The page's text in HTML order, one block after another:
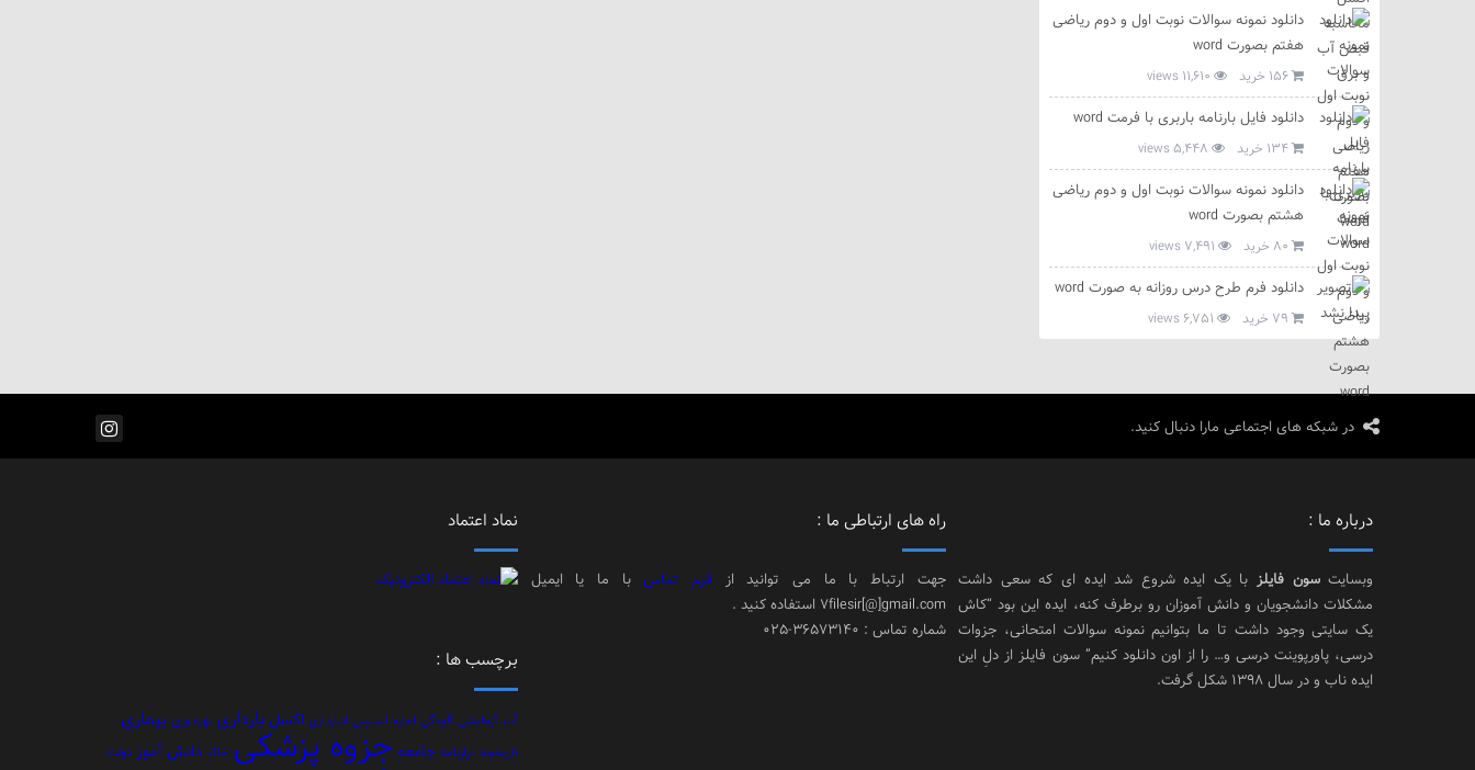
دانلود نمونه سوالات نوبت اول و دوم ریاضی
هفتم بصورت word
156 خرید
دانلود فایل بارنامه باربری با فرمت word
134 خرید
دانلود نمونه سوالات نوبت اول و دوم ریاضی
هشتم بصورت word
80 خرید
دانلود فرم طرح درس روزانه به صورت word
79 خرید
در شبکه های اجتماعی مارا دنبال کنید.
درباره ما :
وبسایتسون فایلزبا یک ایده شروع شد ایده ای که سعی داشت
مشکلات دانشجویان و دانش آموزان رو برطرف کنه، ایده این بود “کاش
یک سایتی وجود داشت تا ما بتوانیم نمونه سوالات امتحانی، جزوات
درسی، پاورپوینت درسی و… را از اون دانلود کنیم” سون فایلز از دلِ این
ایده ناب و در سال 1398 شکل گرفت.
راه های ارتباطی ما :
جهت ارتباط با ما می توانید از فرم تماسبا ما یا ایمیل
7filesir[@]gmail.com استفاده کنید .
شماره تماس : 36573140-025
نماد اعتماد
برچسب ها :
آب آزمایشی آلودگی اجاره استرس انبارداری اکسلبارداری بهره وری بیماری
تاریخچه ترازنامه جامعه جزوه پزشکی خاک دانش آموز دولت